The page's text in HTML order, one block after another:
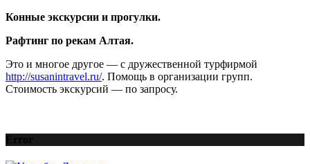
Конные экскурсии и прогулки.
Рафтинг по рекам Алтая.
Это и многое другое — с дружественной турфирмой
http://susanintravel.ru/. Помощь в организации групп.
Стоимость экскурсий — по запросу.
Error